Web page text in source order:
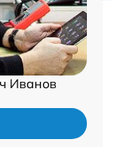
Иванов